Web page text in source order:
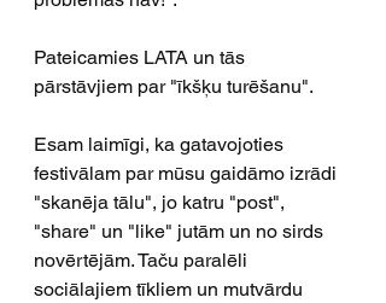
Pateicamies LATA un tās
pārstāvjiem par "īkšķu turēšanu".
Esam laimīgi, ka gatavojoties
festivālam par mūsu gaidāmo izrādi
"skanēja tālu", jo katru "post",
"share" un "like" jutām un no sirds
novērtējām. Taču paralēli
sociālajiem tīkliem un mutvārdu